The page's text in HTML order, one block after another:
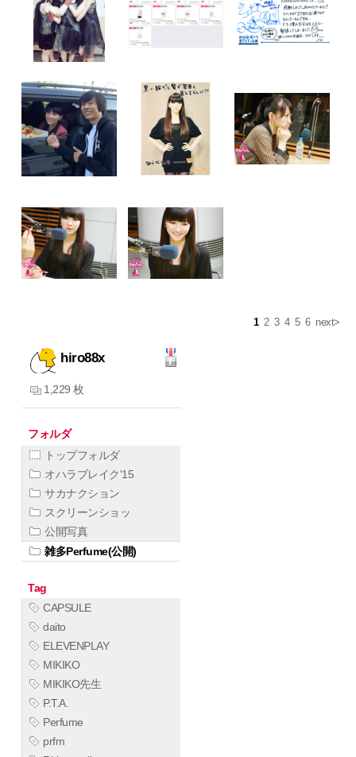
1 2 3 4 5 6 next>
hiro88x
1,229 枚
フォルダ
トップフォルダ
オハラブレイク'15
サカナクション
スクリーンショッ
公開写真
雑多Perfume(公開)
Tag
CAPSULE
daito
ELEVENPLAY
MIKIKO
MIKIKO先生
P.T.A.
Perfume
prfm